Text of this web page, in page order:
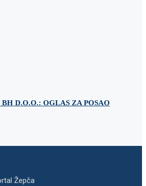
D.O.O.: OGLAS ZA POSAO
Žepča